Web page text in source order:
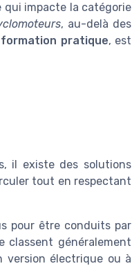
qui impacte la catégorie
, au-delà des
formation pratique, est
il existe des solutions
tout en respectant
pour être conduits par
classent généralement
version électrique ou à